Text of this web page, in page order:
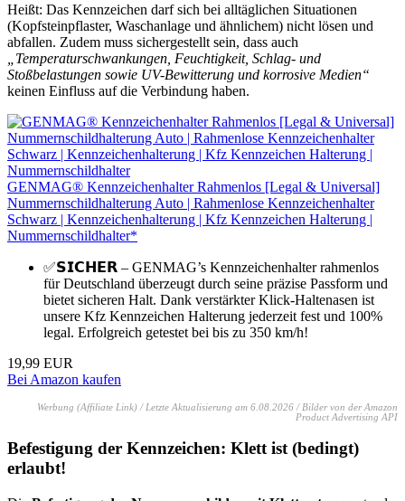
Heißt: Das Kennzeichen darf sich bei alltäglichen Situationen
(Kopfsteinpflaster, Waschanlage und ähnlichem) nicht lösen und
abfallen. Zudem muss sichergestellt sein, dass auch
„Temperaturschwankungen, Feuchtigkeit, Schlag- und
Stoßbelastungen sowie UV-Bewitterung und korrosive Medien“
keinen Einfluss auf die Verbindung haben.
GENMAG® Kennzeichenhalter Rahmenlos [Legal & Universal]
Nummernschildhalterung Auto | Rahmenlose Kennzeichenhalter
Schwarz | Kennzeichenhalterung | Kfz Kennzeichen Halterung |
Nummernschildhalter*
✅𝗦𝗜𝗖𝗛𝗘𝗥 – GENMAG’s Kennzeichenhalter rahmenlos
für Deutschland überzeugt durch seine präzise Passform und
bietet sicheren Halt. Dank verstärkter Klick-Haltenasen ist
unsere Kfz Kennzeichen Halterung jederzeit fest und 100%
legal. Erfolgreich getestet bei bis zu 350 km/h!
19,99 EUR
Bei Amazon kaufen
Werbung (Affiliate Link) / Letzte Aktualisierung am 6.08.2026 / Bilder von der Amazon
Product Advertising API
Befestigung der Kennzeichen: Klett ist (bedingt)
erlaubt!